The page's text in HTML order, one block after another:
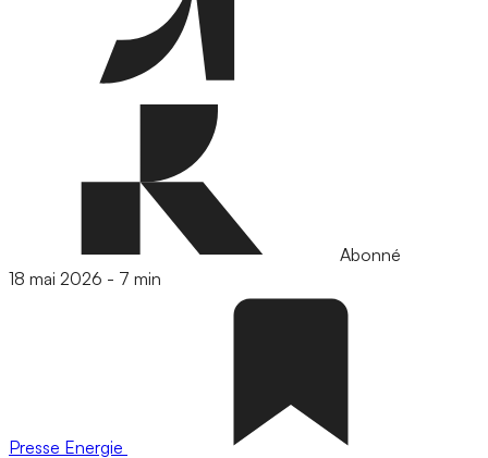
Abonné
18 mai 2026 - 7 min
Presse Energie